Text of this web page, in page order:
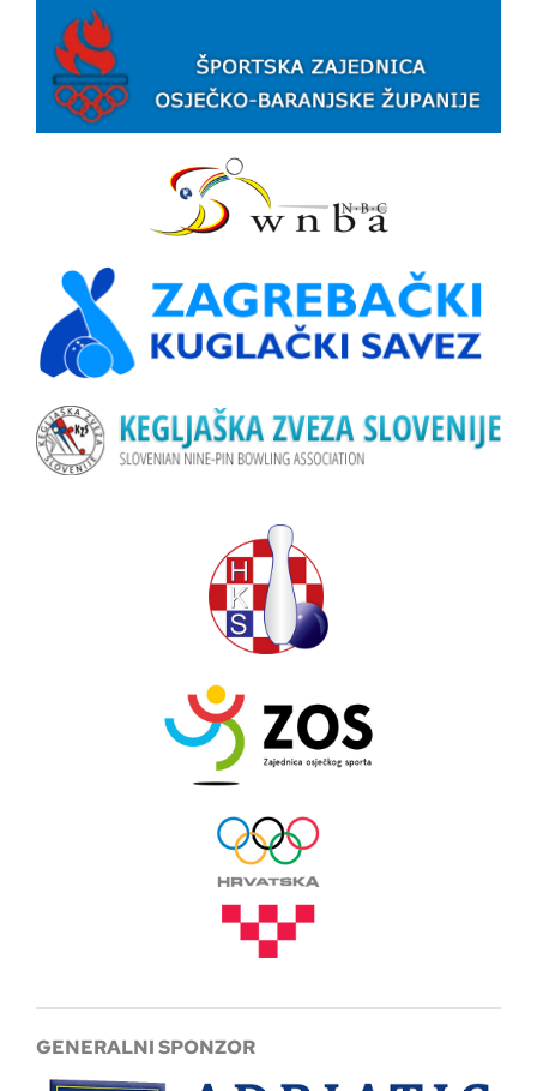
GENERALNI SPONZOR